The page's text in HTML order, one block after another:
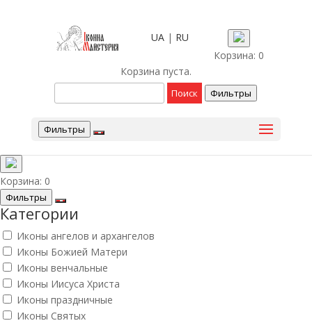
UA| RU
Корзина: 0
Корзина пуста.
Фильтры
Фильтры
Корзина: 0
Фильтры
Категории
Иконы ангелов и архангелов
Иконы Божией Матери
Иконы венчальные
Иконы Иисуса Христа
Иконы праздничные
Иконы Святых